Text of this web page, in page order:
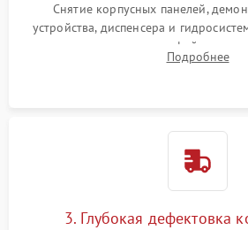
Снятие корпусных панелей,
устройства, диспенсера и
внутренних узлов от кофейных
Промывка дренажных каналов и
Подробнее
3. Глубокая дефектовка